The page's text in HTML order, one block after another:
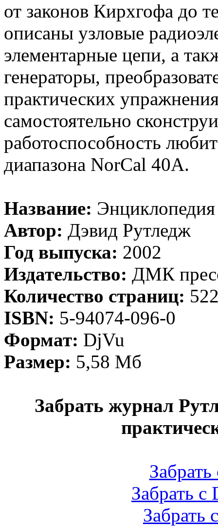
от законов Кирхгофа до
описаны узловые
элементарные цепи, а
генераторы,
практических
самостоятельно
работоспособность
диапазона NorCal 40A.
Название: Энциклопедия
Автор: Дэвид Рутледж
Год выпуска: 2002
Издательство: ДМК
Количество страниц:
ISBN: 5-94074-096-0
Формат: DjVu
Размер: 5,58 Мб
Забрать журнал
Забрать с
Забрать